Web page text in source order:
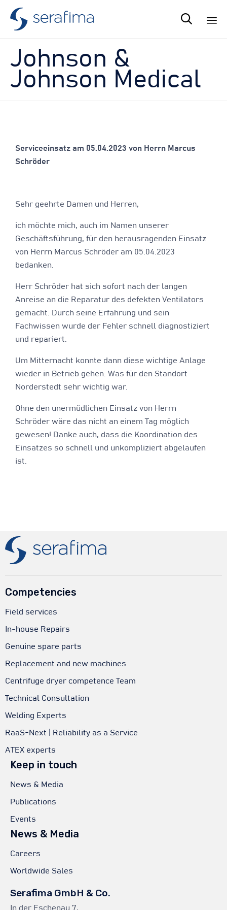

Johnson &
Johnson Medical
Serviceeinsatz am 05.04.2023 von Herrn Marcus
Schröder
Sehr geehrte Damen und Herren,
ich möchte mich, auch im Namen unserer
Geschäftsführung, für den herausragenden Einsatz
von Herrn Marcus Schröder am 05.04.2023
bedanken.
Herr Schröder hat sich sofort nach der langen
Anreise an die Reparatur des defekten Ventilators
gemacht. Durch seine Erfahrung und sein
Fachwissen wurde der Fehler schnell diagnostiziert
und repariert.
Um Mitternacht konnte dann diese wichtige Anlage
wieder in Betrieb gehen. Was für den Standort
Norderstedt sehr wichtig war.
Ohne den unermüdlichen Einsatz von Herrn
Schröder wäre das nicht an einem Tag möglich
gewesen! Danke auch, dass die Koordination des
Einsatzes so schnell und unkompliziert abgelaufen
ist.
Competencies
Field services
In-house Repairs
Genuine spare parts
Replacement and new machines
Centrifuge dryer competence Team
Technical Consultation
Welding Experts
RaaS-Next | Reliability as a Service
ATEX experts
Keep in touch
News & Media
Publications
Events
News & Media
Careers
Worldwide Sales
Serafima GmbH & Co.
In der Eschenau 7,